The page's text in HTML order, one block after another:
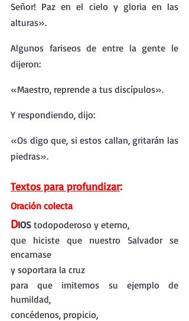
Señor! Paz en el cielo y gloria en las
alturas».
Algunos fariseos de entre la gente le
dijeron:
«Maestro, reprende a tus discípulos».
Y respondiendo, dijo:
«Os digo que, si estos callan, gritarán las
piedras».
Textos para profundizar:
Oración colecta
DIOS todopoderoso y eterno,
que hiciste que nuestro Salvador se
encarnase
y soportara la cruz
para que imitemos su ejemplo de
humildad,
concédenos, propicio,